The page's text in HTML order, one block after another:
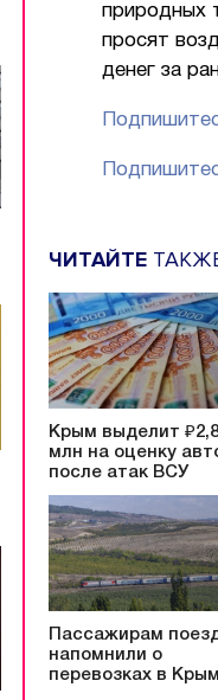
природных
просят
денег за
ЧИТАЙТЕ
Крым выделит
млн на оценку
после атак ВСУ
Пассажирам
напомнили о
перевозках в